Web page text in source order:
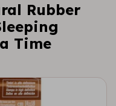
Rubber
Time